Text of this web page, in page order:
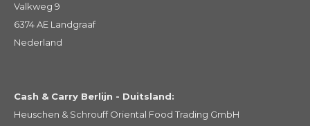
Valkweg 9
6374 AE Landgraaf
Nederland
Cash & Carry Berlijn - Duitsland:
Heuschen & Schrouff Oriental Food Trading GmbH